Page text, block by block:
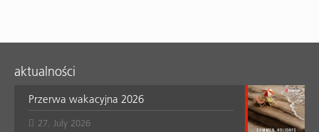
aktualności
Przerwa wakacyjna 2026
27. July 2026